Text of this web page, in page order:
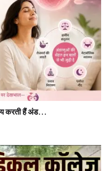
करती हैं अंड...